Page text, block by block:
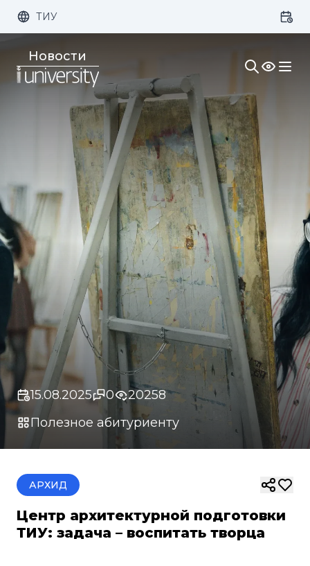
Размер шрифта: Цвет:
Изображения:
Озвучивание:
ТИУ
Новости
15.08.2025 0
20258
Полезное абитуриенту
АРХИД
Центр архитектурной подготовки
ТИУ: задача – воспитать творца